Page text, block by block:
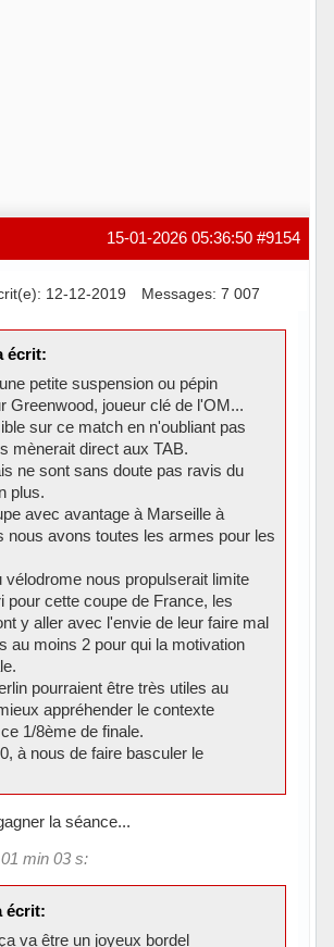
#9154
15-01-2026 05:36:50
12-12-2019 Messages: 7 007
écrit:
petite suspension ou pépin
Greenwood, joueur clé de l'OM...
sur ce match en n'oubliant pas
mènerait direct aux TAB.
ne sont sans doute pas ravis du
plus.
avec avantage à Marseille à
nous avons toutes les armes pour les
vélodrome nous propulserait limite
pour cette coupe de France, les
y aller avec l'envie de leur faire mal
au moins 2 pour qui la motivation
pourraient être très utiles au
appréhender le contexte
1/8ème de finale.
à nous de faire basculer le
la séance...
min 03 s:
écrit:
va être un joyeux bordel